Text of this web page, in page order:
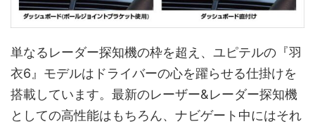
単なるレーダー探知機の枠を超え、ユピテルの『羽
衣6』モデルはドライバーの心を躍らせる仕掛けを
搭載しています。最新のレーザー&レーダー探知機
としての高性能はもちろん、ナビゲート中にはそれ